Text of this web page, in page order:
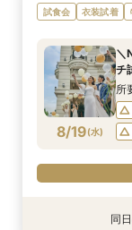
8/17(月)
【
ラ
8/17(月)
【
談
8/17(月)
＼
限
8/17(月)
【
定
8/17(月)
今
×
試食会 衣装試着
8/19(水)
＼
チ
所
特典あり
特典あり
衣装試着
特典あり
衣装試着同